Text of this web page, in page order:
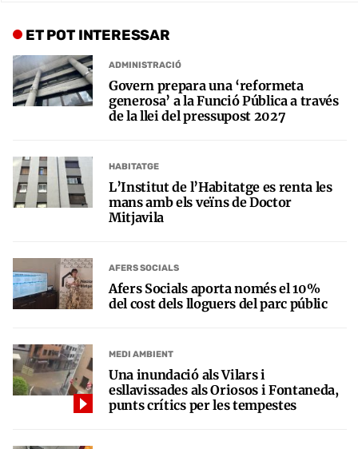
ET POT INTERESSAR
ADMINISTRACIÓ
Govern prepara una ‘reformeta
generosa’ a la Funció Pública a través
de la llei del pressupost 2027
HABITATGE
L’Institut de l’Habitatge es renta les
mans amb els veïns de Doctor
Mitjavila
AFERS SOCIALS
Afers Socials aporta només el 10%
del cost dels lloguers del parc públic
MEDI AMBIENT
Una inundació als Vilars i
esllavissades als Oriosos i Fontaneda,
punts crítics per les tempestes